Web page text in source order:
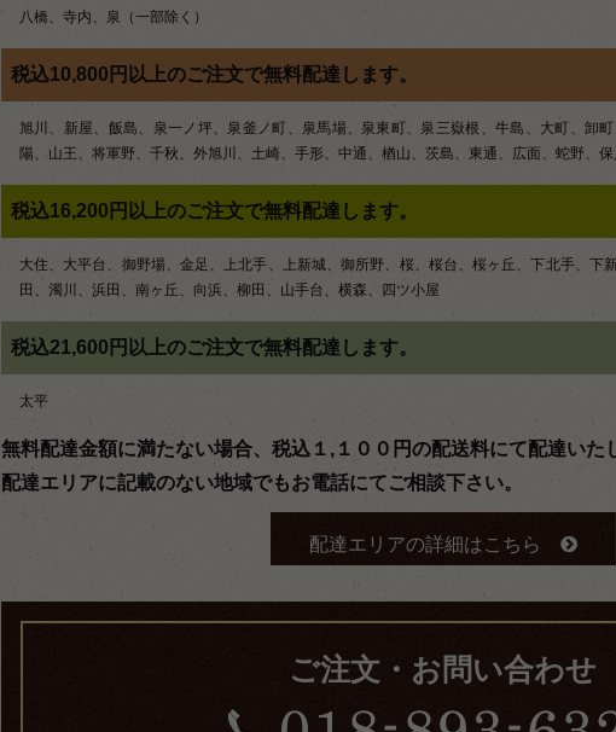
ョ
ン
八橋、寺内、泉（一部除く）
税込10,800円以上のご注文で無料配達します。
旭川、新屋、飯島、泉一ノ坪、泉釜ノ町、泉馬場、泉東町、泉三嶽根、牛島、大町、卸
陽、山王、将軍野、千秋、外旭川、土崎、手形、中通、楢山、茨島、東通、広面、蛇野、
税込16,200円以上のご注文で無料配達します。
大住、大平台、御野場、金足、上北手、上新城、御所野、桜、桜台、桜ヶ丘、下北手、下
田、濁川、浜田、南ヶ丘、向浜、柳田、山手台、横森、四ツ小屋
税込21,600円以上のご注文で無料配達します。
太平
無料配達金額に満たない場合、税込１,１００円の配送料にて配達いた
配達エリアに記載のない地域でもお電話にてご相談下さい。
配達エリアの詳細はこちら
ご注文・お問い合わせ